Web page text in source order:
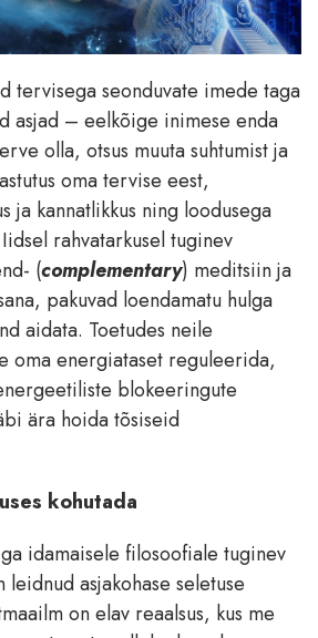
tervisega seonduvate imede taga
asjad – eelkõige inimese enda
olla, otsus muuta suhtumist ja
oma tervise eest,
ja kannatlikkus ning loodusega
rahvatarkusel tuginev
(complementary) meditsiin ja
pakuvad loendamatu hulga
aidata. Toetudes neile
oma energiataset reguleerida,
blokeeringute
ära hoida tõsiseid
kohutada
idamaisele filosoofiale tuginev
leidnud asjakohase seletuse
on elav reaalsus, kus me